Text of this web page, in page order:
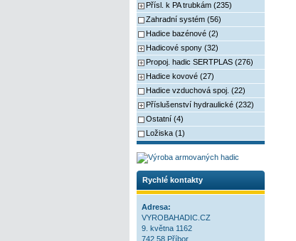
Přísl. k PA trubkám (235)
Zahradní systém (56)
Hadice bazénové (2)
Hadicové spony (32)
Propoj. hadic SERTPLAS (276)
Hadice kovové (27)
Hadice vzduchová spoj. (22)
Příslušenství hydraulické (232)
Ostatní (4)
Ložiska (1)
Rychlé kontakty
Adresa:
VYROBAHADIC.CZ
9. května 1162
742 58 Příbor